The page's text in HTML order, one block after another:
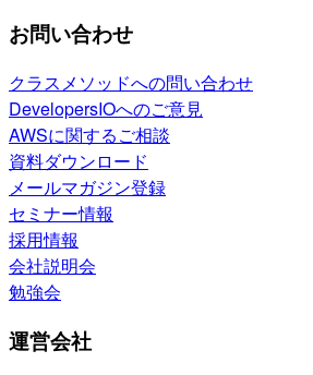
お問い合わせ
クラスメソッドへの問い合わせ
DevelopersIOへのご意見
AWSに関するご相談
資料ダウンロード
メールマガジン登録
セミナー情報
採用情報
会社説明会
勉強会
運営会社